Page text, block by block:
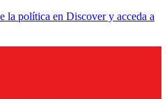
la política en Discover y acceda a